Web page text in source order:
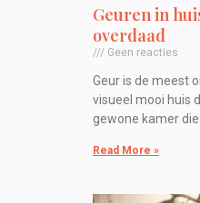
Geuren in
overdaad
Geen reacties
Geur is de meest
visueel mooi huis
gewone kamer
Read More »